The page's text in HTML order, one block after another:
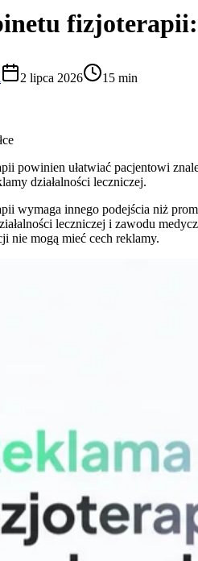
fizjoterapii
2 lipca 2026 15 min
powinien ułatwiać pacjentowi
działalności leczniczej.
wymaga innego podejścia niż
leczniczej i zawodu
nie mogą mieć cech reklamy.